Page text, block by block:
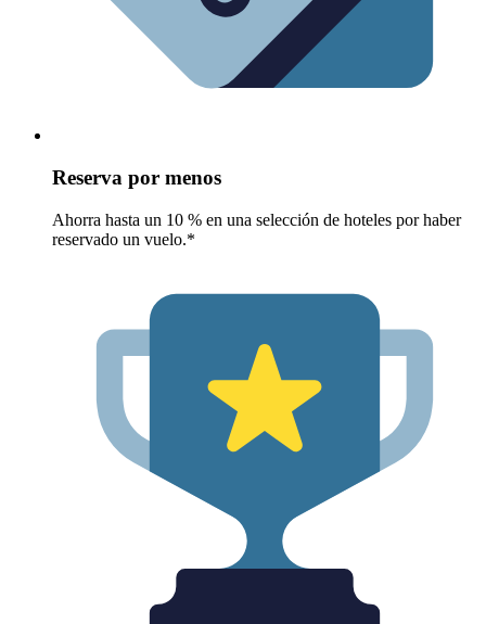
Reserva por menos
Ahorra hasta un 10 % en una selección de hoteles por haber
reservado un vuelo.*